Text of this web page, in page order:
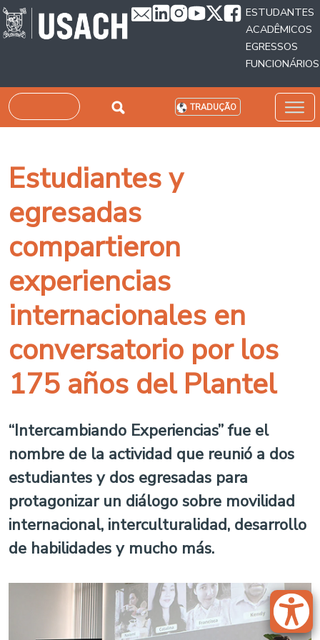
Passar para o conteúdo principal
ESTUDANTES
ACADÊMICOS
EGRESSOS
FUNCIONÁRIOS
Pesquisar TRADUÇÃO
Estudiantes y
egresadas
compartieron
experiencias
internacionales en
conversatorio por los
175 años del Plantel
“Intercambiando Experiencias” fue el
nombre de la actividad que reunió a dos
estudiantes y dos egresadas para
protagonizar un diálogo sobre movilidad
internacional, interculturalidad, desarrollo
de habilidades y mucho más.